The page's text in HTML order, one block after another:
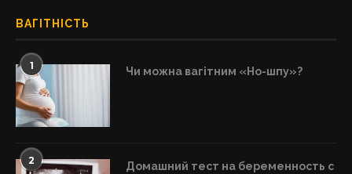
ВАГІТНІСТЬ
1 Чи можна вагітним «Но-шпу»?
2
Домашний тест на беременность с